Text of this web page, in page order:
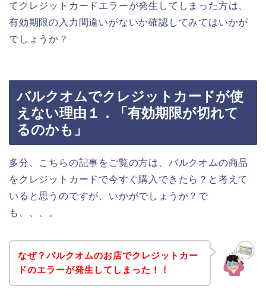
てクレジットカードエラーが発生してしまった方は、
有効期限の入力間違いがないか確認してみてはいかが
でしょうか？
バルクオムでクレジットカードが使
えない理由１．「有効期限が切れて
るのかも」
多分、こちらの記事をご覧の方は、バルクオムの商品
をクレジットカードで今すぐ購入できたら？と考えて
いると思うのですが、いかがでしょうか？で
も、、、。
なぜ？バルクオムのお店でクレジットカー
ドのエラーが発生してしまった！！